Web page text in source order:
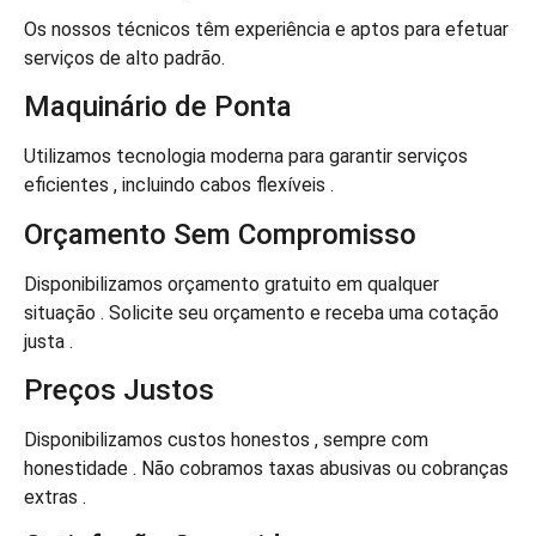
Os nossos técnicos têm experiência e aptos para efetuar
serviços de alto padrão.
Maquinário de Ponta
Utilizamos tecnologia moderna para garantir serviços
eficientes , incluindo cabos flexíveis .
Orçamento Sem Compromisso
Disponibilizamos orçamento gratuito em qualquer
situação . Solicite seu orçamento e receba uma cotação
justa .
Preços Justos
Disponibilizamos custos honestos , sempre com
honestidade . Não cobramos taxas abusivas ou cobranças
extras .